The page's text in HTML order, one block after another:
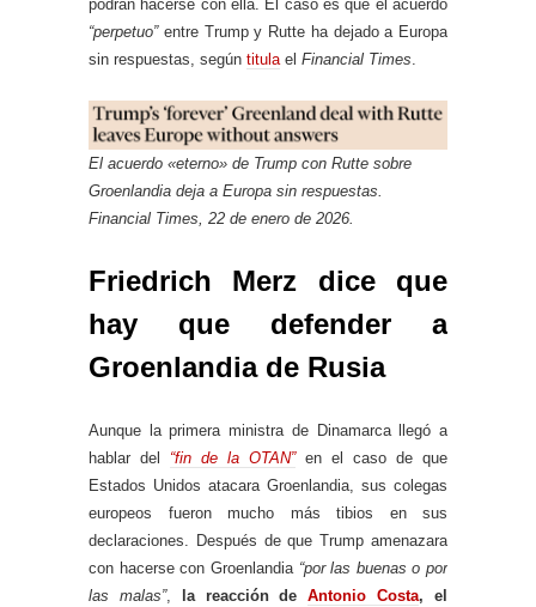
podrán hacerse con ella. El caso es que el acuerdo
“perpetuo”entre Trump y Rutte ha dejado a Europa
sin respuestas, según titula el Financial Times
El acuerdo «eterno» de Trump con Rutte sobre
Groenlandia deja a Europa sin respuestas.
Financial Times, 22 de enero de 2026.
Friedrich Merz dice que
hay que defender a
Groenlandia de Rusia
Aunque la primera ministra de Dinamarca llegó a
hablar del “fin de la OTAN”en el caso de que
Estados Unidos atacara Groenlandia, sus colegas
europeos fueron mucho más tibios en sus
declaraciones. Después de que Trump amenazara
con hacerse con Groenlandia “por las buenas o por
las malas”, la reacción deAntonio Costa, el